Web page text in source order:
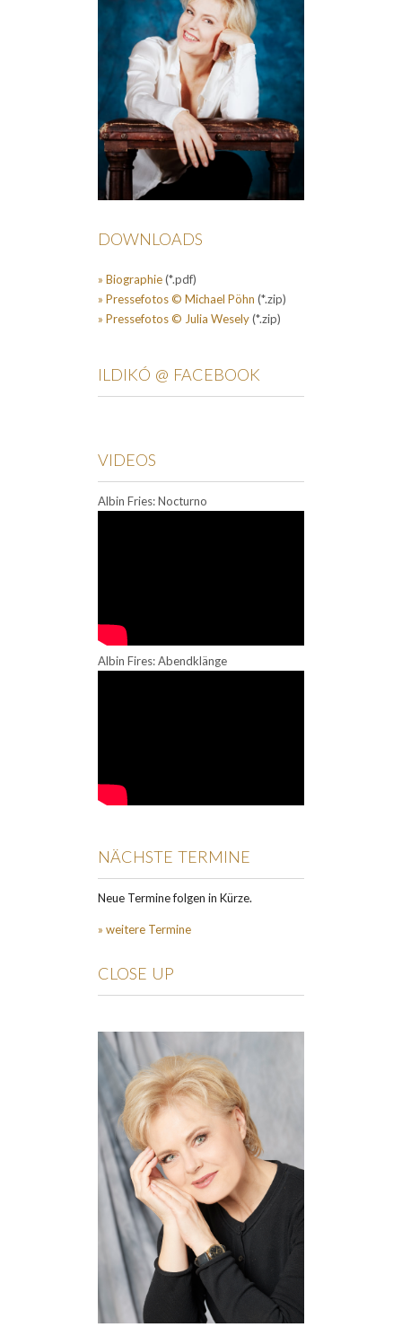
DOWNLOADS
» Biographie(*.pdf)
» Pressefotos © Michael Pöhn (*.zip)
» Pressefotos © Julia Wesely(*.zip)
ILDIKÓ @ FACEBOOK
VIDEOS
Albin Fries: Nocturno
Albin Fires: Abendklänge
NÄCHSTE TERMINE
Neue Termine folgen in Kürze.
» weitere Termine
CLOSE UP